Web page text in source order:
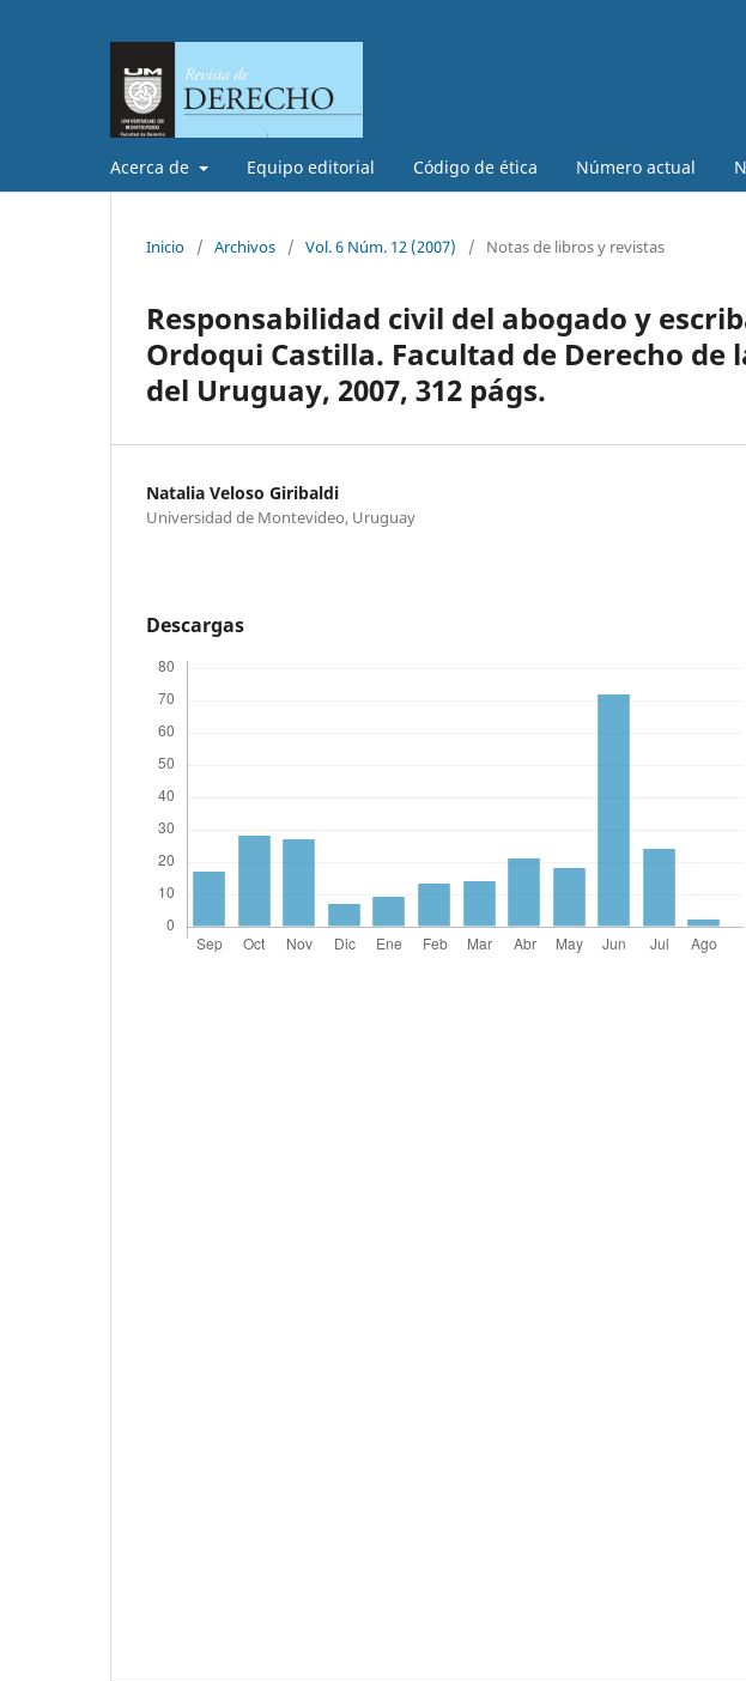
Acerca de Equipo editorial Código de ética Número actual
Inicio / Archivos / Vol. 6 Núm. 12 (2007) / Notas de libros y revistas
Responsabilidad civil del abogado y
Ordoqui Castilla. Facultad de Derecho de
del Uruguay, 2007, 312 págs.
Natalia Veloso Giribaldi
Universidad de Montevideo, Uruguay
Descargas